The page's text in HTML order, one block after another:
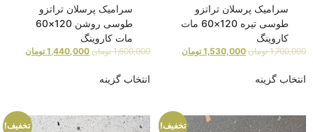
سرامیک پرسلان تراتزو
طوسی تیره 120×60 مات
کاروینگ
1,700,000 تومان 1,530,000 تومان
انتخاب گزینه
سرامیک پرسلان تراتزو
طوسی روشن 120×60
مات کاروینگ
1,600,000 تومان 1,440,000 تومان
انتخاب گزینه
تخفیف! تخفیف!